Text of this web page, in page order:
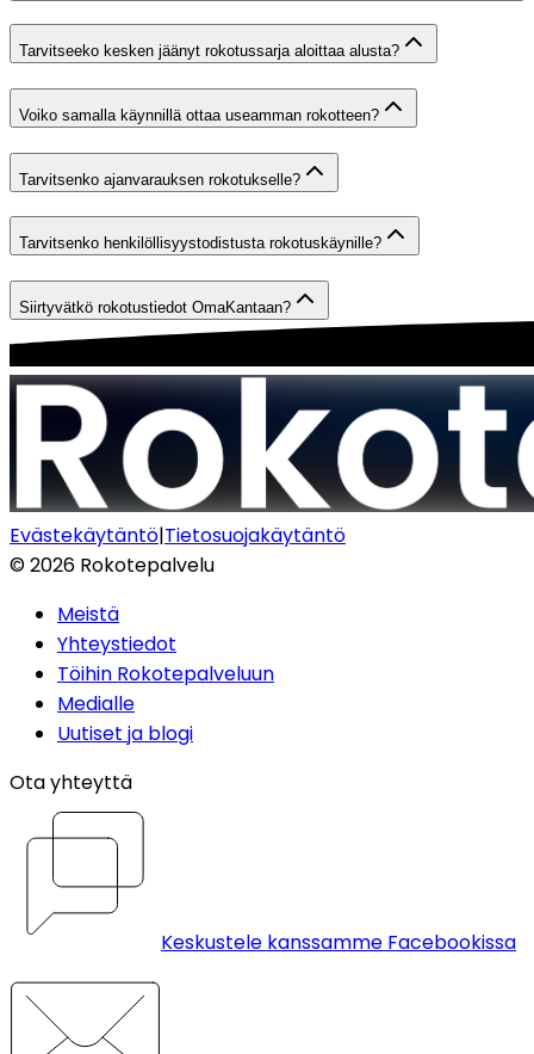
Tarvitseeko kesken jäänyt rokotussarja aloittaa alusta?
Voiko samalla käynnillä ottaa useamman rokotteen?
Tarvitsenko ajanvarauksen rokotukselle?
Tarvitsenko henkilöllisyystodistusta rokotuskäynille?
Siirtyvätkö rokotustiedot OmaKantaan?
Evästekäytäntö|Tietosuojakäytäntö
©2026 Rokotepalvelu
Meistä
Yhteystiedot
Töihin Rokotepalveluun
Medialle
Uutiset ja blogi
Ota yhteyttä
Keskustele kanssamme Facebookissa